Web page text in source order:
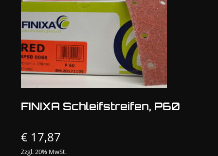
FINIXA Schleifstreifen, P60
€ 17,87
Zzgl. 20% MwSt.